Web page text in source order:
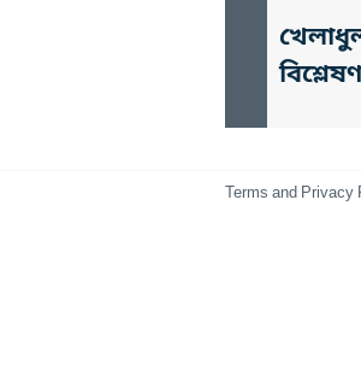
Terms and Privacy